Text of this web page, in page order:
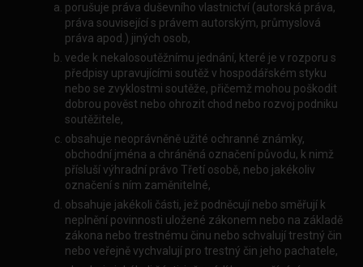
porušuje práva duševního vlastnictví (autorská práva,
práva související s právem autorským, průmyslová
práva apod.) jiných osob,
vede k nekalosoutěžnímu jednání, které je v rozporu s
předpisy upravujícími soutěž v hospodářském styku
nebo se zvyklostmi soutěže, přičemž mohou poškodit
dobrou pověst nebo ohrozit chod nebo rozvoj podniku
soutěžitele,
obsahuje neoprávněně užité ochranné známky,
obchodní jména a chráněná označení původu, k nimž
přísluší výhradní právo Třetí osobě, nebo jakékoliv
označení s ním zaměnitelné,
obsahuje jakékoli části, jež podněcují nebo směřují k
neplnění povinnosti uložené zákonem nebo na základě
zákona nebo trestnému činu nebo schvalují trestný čin
nebo veřejně vychvalují pro trestný čin jeho pachatele,